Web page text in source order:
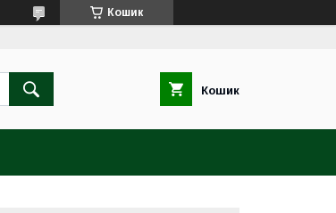
Кошик
Кошик